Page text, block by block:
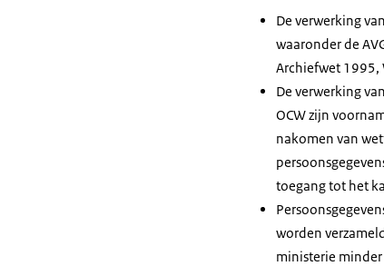
De verwerking
waaronder de
Archiefwet 1995,
De verwerking
OCW zijn
nakomen van
toegang tot het
worden
ministerie minder